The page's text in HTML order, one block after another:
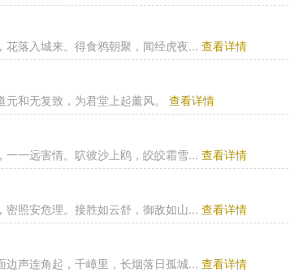
落入城来。得食鸦朝聚，闻经虎夜... 查看详情
和无复致，为君堂上起薰风。 查看详情
一远害情。鴥彼沙上鸥，皎皎霜雪... 查看详情
照安危理。接胜如云舒，御敌如山... 查看详情
声连角起，千嶂里，长烟落日孤城... 查看详情